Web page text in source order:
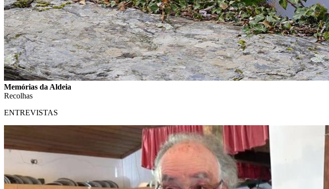
Memórias da Aldeia
Recolhas
ENTREVISTAS